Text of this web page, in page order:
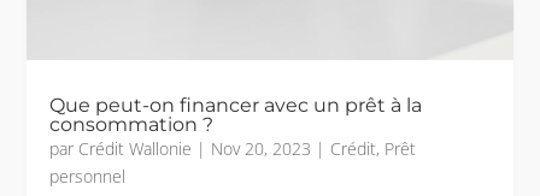
Que peut-on financer avec un prêt à la
consommation ?
par Crédit Wallonie | Nov 20, 2023 | Crédit, Prêt
personnel